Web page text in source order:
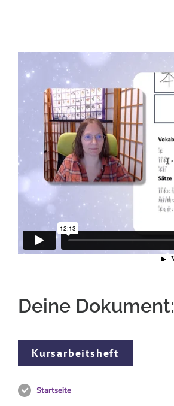
Deine Dokument:
Kursarbeitsheft
Startseite